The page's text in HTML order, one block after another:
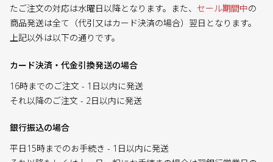
たご注文の対応は水曜日以降となります。また、 セール期間中の
商品発送は全て（代引又はカード決済の場合）翌日となります。
上記以外は以下の通りです。
カード決済・代金引換発送の場合
16時までのご注文 - 1日以内に発送
それ以降のご注文 - 2日以内に発送
銀行振込の場合
平日15時までのお手続き - 1日以内に発送